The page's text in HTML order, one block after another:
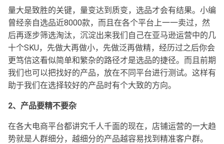
量大是致胜的关键，量变达到质变，选品才会有结果。小编
曾经亲自选品近8000款，而且在各个平台上一一卖过，然
后再逐步筛选淘汰，沉淀出来我们自己在亚马逊运营中的几
十个SKU，先做大再做小，先做泛再做精，经历过之后你会
更笃信这看似简单和繁杂的路径才是选品的捷径。而且前期
我们也可以把找好的产品，放在不同平台进行测试。这样有
助于我们在选择较好的产品时有个大致的方向。
2、产品要精不要杂
在各大电商平台都讲究千人千面的现在，店铺运营的一大趋
势就是人群细分，越细分的产品越容易找到精准客户群。